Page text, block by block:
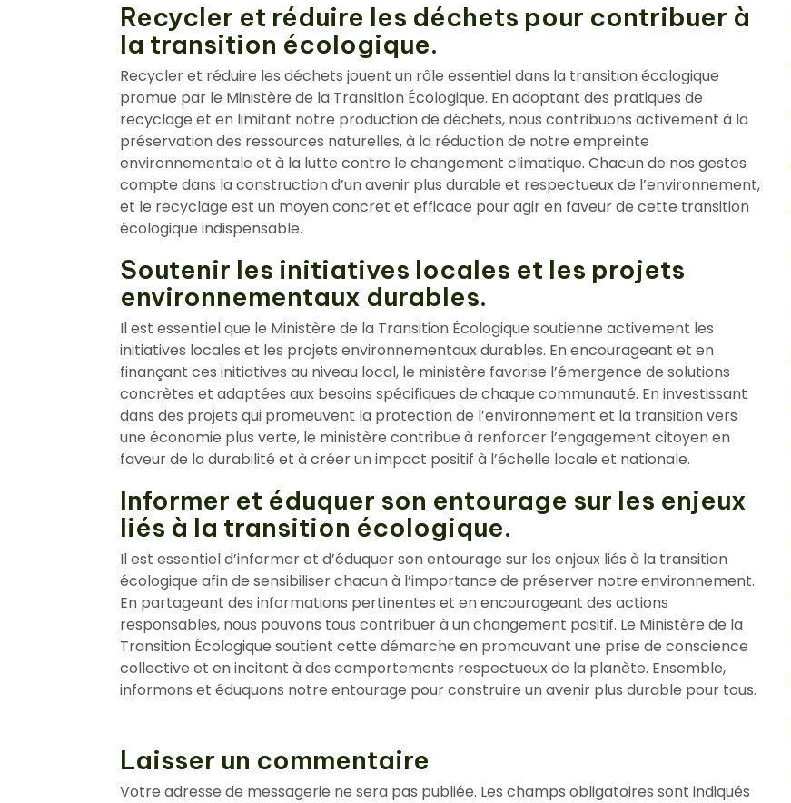
Recycler et réduire les déchets pour contribuer à
la transition écologique.
Recycler et réduire les déchets jouent un rôle essentiel dans la transition écologique
promue par le Ministère de la Transition Écologique. En adoptant des pratiques de
recyclage et en limitant notre production de déchets, nous contribuons activement à la
préservation des ressources naturelles, à la réduction de notre empreinte
environnementale et à la lutte contre le changement climatique. Chacun de nos gestes
compte dans la construction d’un avenir plus durable et respectueux de l’environnement,
et le recyclage est un moyen concret et efficace pour agir en faveur de cette transition
écologique indispensable.
Soutenir les initiatives locales et les projets
environnementaux durables.
Il est essentiel que le Ministère de la Transition Écologique soutienne activement les
initiatives locales et les projets environnementaux durables. En encourageant et en
finançant ces initiatives au niveau local, le ministère favorise l’émergence de solutions
concrètes et adaptées aux besoins spécifiques de chaque communauté. En investissant
dans des projets qui promeuvent la protection de l’environnement et la transition vers
une économie plus verte, le ministère contribue à renforcer l’engagement citoyen en
faveur de la durabilité et à créer un impact positif à l’échelle locale et nationale.
Informer et éduquer son entourage sur les enjeux
liés à la transition écologique.
Il est essentiel d’informer et d’éduquer son entourage sur les enjeux liés à la transition
écologique afin de sensibiliser chacun à l’importance de préserver notre environnement.
En partageant des informations pertinentes et en encourageant des actions
responsables, nous pouvons tous contribuer à un changement positif. Le Ministère de la
Transition Écologique soutient cette démarche en promouvant une prise de conscience
collective et en incitant à des comportements respectueux de la planète. Ensemble,
informons et éduquons notre entourage pour construire un avenir plus durable pour tous.
Laisser un commentaire
Votre adresse de messagerie ne sera pas publiée. Les champs obligatoires sont indiqués